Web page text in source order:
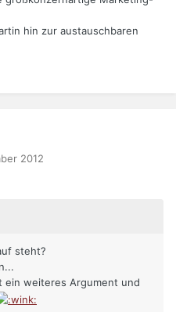
hin zur austauschbaren
2012
steht?
ein weiteres Argument und